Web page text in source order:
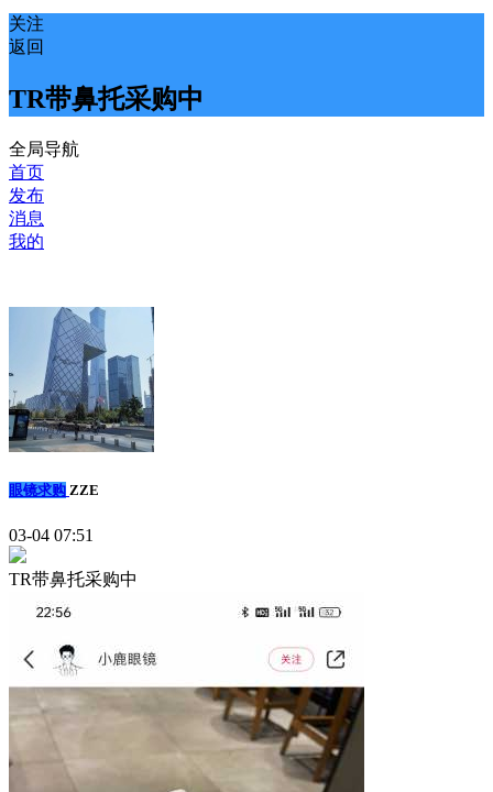
关注
返回
TR带鼻托采购中
全局导航
首页
发布
消息
我的
眼镜求购 ZZE
03-04 07:51
TR带鼻托采购中